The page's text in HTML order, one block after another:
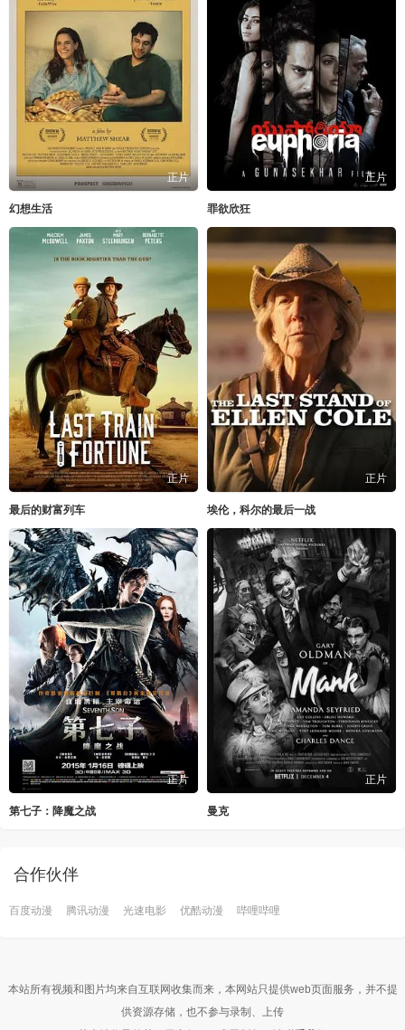
正片
幻想生活
正片
罪欲欣狂
正片
最后的财富列车
正片
埃伦，科尔的最后一战
正片
第七子：降魔之战
正片
曼克
合作伙伴
百度动漫 腾讯动漫 光速电影 优酷动漫 哔哩哔哩
本站所有视频和图片均来自互联网收集而来，本网站只提供web页面服务，并不提
供资源存储，也不参与录制、上传